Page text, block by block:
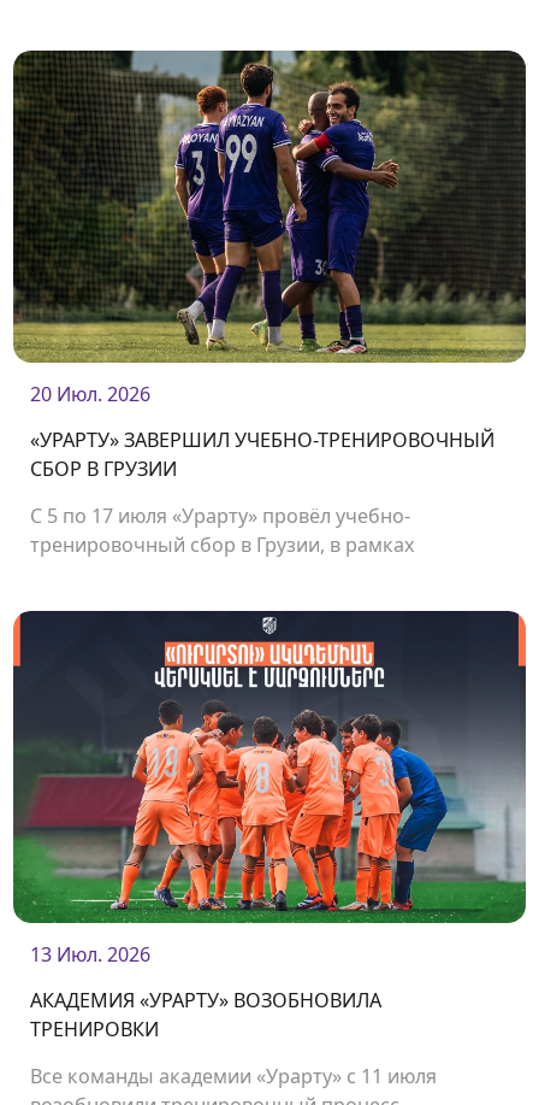
20 Июл. 2026
«УРАРТУ» ЗАВЕРШИЛ УЧЕБНО-ТРЕНИРОВОЧНЫЙ
СБОР В ГРУЗИИ
С 5 по 17 июля «Урарту» провёл учебно-
тренировочный сбор в Грузии, в рамках
13 Июл. 2026
АКАДЕМИЯ «УРАРТУ» ВОЗОБНОВИЛА
ТРЕНИРОВКИ
Все команды академии «Урарту» с 11 июля